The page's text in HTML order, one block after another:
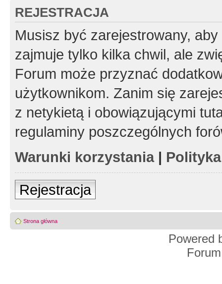
REJESTRACJA
Musisz być zarejestrowany,
zajmuje tylko kilka chwil, ale
Forum może przyznać
użytkownikom. Zanim się
z netykietą i obowiązującymi
regulaminy poszczególnych
Warunki korzystania|
Rejestracja
Strona główna
Powered